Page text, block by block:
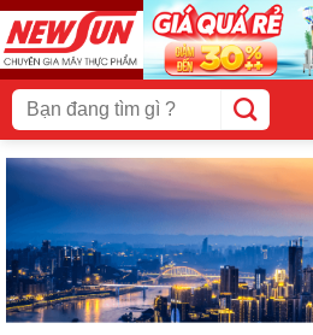
Skip
to
content
Tìm
kiếm: